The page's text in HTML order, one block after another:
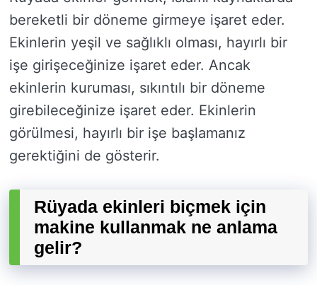
bereketli bir döneme girmeye işaret eder.
Ekinlerin yeşil ve sağlıklı olması, hayırlı bir
işe girişeceğinize işaret eder. Ancak
ekinlerin kuruması, sıkıntılı bir döneme
girebileceğinize işaret eder. Ekinlerin
görülmesi, hayırlı bir işe başlamanız
gerektiğini de gösterir.
Rüyada ekinleri biçmek için
makine kullanmak ne anlama
gelir?